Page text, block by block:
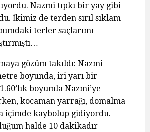
Nazmi tıpkı bir yay gibi
İkimiz de terden sırıl sıklam
terler saçlarımı
gözüm takıldı: Nazmi
boyunda, iri yarı bir
boyumla Nazmi’ye
kocaman yarrağı, domalma
içimde kaybolup gidiyordu.
halde 10 dakikadır